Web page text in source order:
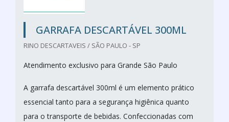
GARRAFA DESCARTÁVEL 300ML
RINO DESCARTAVEIS / SÃO PAULO - SP
Atendimento exclusivo para Grande São Paulo
A garrafa descartável 300ml é um elemento prático
essencial tanto para a segurança higiênica quanto
para o transporte de bebidas. Confeccionadas com